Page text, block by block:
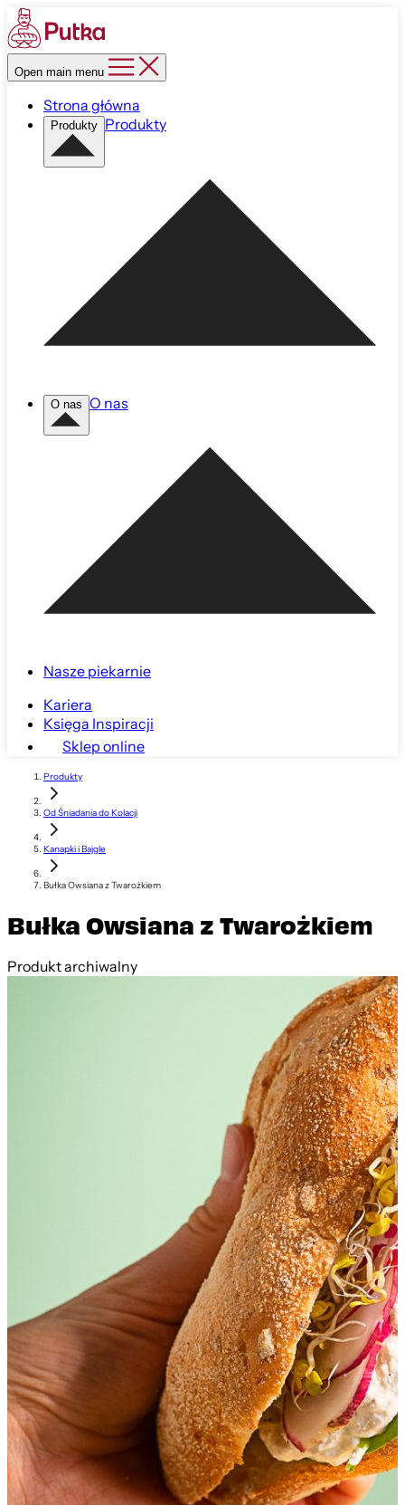
Open main menu
Strona główna
Produkty Produkty
O nas O nas
Nasze piekarnie
Kariera
Księga Inspiracji
Sklep online
Produkty
Od Śniadania do Kolacji
Kanapki i Bajgle
Bułka Owsiana z Twarożkiem
Bułka Owsiana z Twarożkiem
Produkt archiwalny